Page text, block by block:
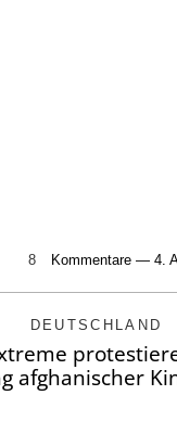
8 Kommentare — 4.
DEUTSCHLAND
afghanischer